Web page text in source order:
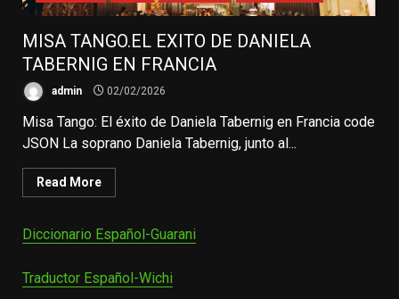
MISA TANGO.EL EXITO DE DANIELA
TABERNIG EN FRANCIA
admin 02/02/2026
Misa Tango: El éxito de Daniela Tabernig en Francia code
JSON La soprano Daniela Tabernig, junto al...
Read More
Diccionario Español-Guarani
Traductor Español-Wichi